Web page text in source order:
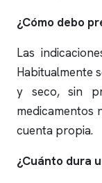
¿Cómo debo
Las
Habitualmente
y seco, sin
medicamentos
cuenta propia.
¿Cuánto dura